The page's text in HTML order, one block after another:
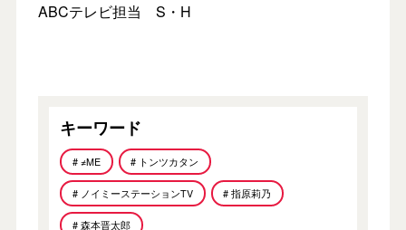
ABCテレビ担当 S・H
キーワード
# ≠ME # トンツカタン
# ノイミーステーションTV # 指原莉乃
# 森本晋太郎